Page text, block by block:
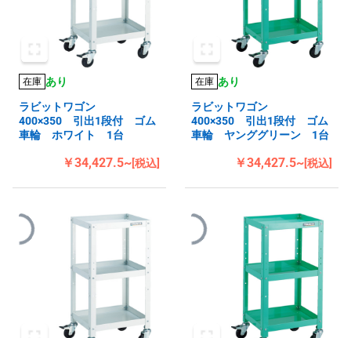
在庫 あり
ラビットワゴン
400×350 引出1段付 ゴム
車輪 ホワイト 1台
￥34,427.5~[税込]
在庫 あり
ラビットワゴン
400×350 引出1段付 ゴム
車輪 ヤンググリーン 1台
￥34,427.5~[税込]